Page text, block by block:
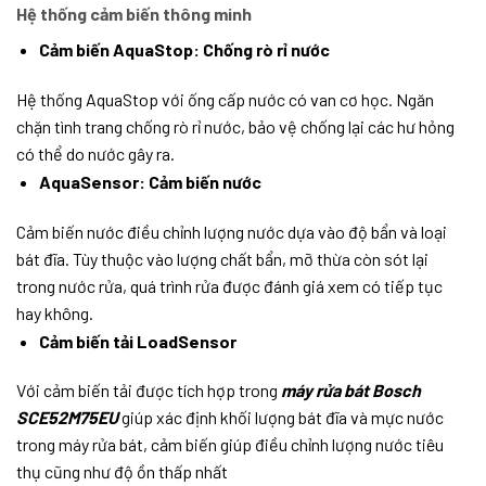
Hệ thống cảm biến thông minh
Cảm biến AquaStop: Chống rò rỉ nước
Hệ thống AquaStop với ống cấp nước có van cơ học. Ngăn
chặn tình trang chống rò rỉ nước, bảo vệ chống lại các hư hỏng
có thể do nước gây ra.
AquaSensor: Cảm biến nước
Cảm biến nước điều chỉnh lượng nước dựa vào độ bẩn và loại
bát đĩa. Tùy thuộc vào lượng chất bẩn, mỡ thừa còn sót lại
trong nước rửa, quá trình rửa được đánh giá xem có tiếp tục
hay không.
Cảm biến tải LoadSensor
Với cảm biến tải được tích hợp trong máy rửa bát Bosch
SCE52M75EUgiúp xác định khối lượng bát đĩa và mực nước
trong máy rửa bát, cảm biến giúp điều chỉnh lượng nước tiêu
thụ cũng như độ ồn thấp nhất